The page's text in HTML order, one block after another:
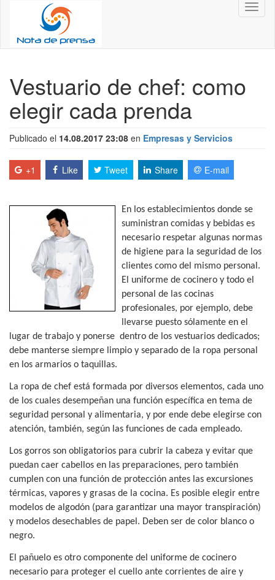
Vestuario de chef: como
elegir cada prenda
Publicado el 14.08.2017 23:08 en Empresas y Servicios
+1 Like Tweet Share E-mail
En los establecimientos donde se
suministran comidas y bebidas es
necesario respetar algunas normas
de higiene para la seguridad de los
clientes como del mismo personal.
El uniforme de cocinero y todo el
personal de las cocinas
profesionales, por ejemplo, debe
llevarse puesto sólamente en el
lugar de trabajo y ponerse dentro de los vestuarios dedicados;
debe manterse siempre limpio y separado de la ropa personal
en los armarios o taquillas.
La ropa de chef está formada por diversos elementos, cada uno
de los cuales desempeñan una función específica en tema de
seguridad personal y alimentaria, y por ende debe elegirse con
atención, también, según las funciones de cada empleado.
Los gorros son obligatorios para cubrir la cabeza y evitar que
puedan caer cabellos en las preparaciones, pero también
cumplen con una función de protección antes las excursiones
térmicas, vapores y grasas de la cocina. Es posible elegir entre
modelos de algodón (para garantizar una mayor transpiración)
y modelos desechables de papel. Deben ser de color blanco o
negro.
El pañuelo es otro componente del uniforme de cocinero
necesario para proteger el cuello ante corrientes de aire y